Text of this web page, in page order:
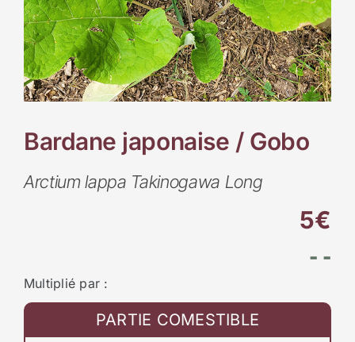
Bardane japonaise / Gobo
Arctium lappa Takinogawa Long
5€
- -
Multiplié par :
PARTIE COMESTIBLE